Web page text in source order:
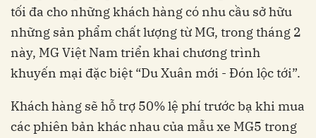
tối đa cho những khách hàng có nhu cầu sở hữu
những sản phẩm chất lượng từ MG, trong tháng 2
này, MG Việt Nam triển khai chương trình
khuyến mại đặc biệt “Du Xuân mới - Đón lộc tới”.
Khách hàng sẽ hỗ trợ 50% lệ phí trước bạ khi mua
các phiên bản khác nhau của mẫu xe MG5 trong